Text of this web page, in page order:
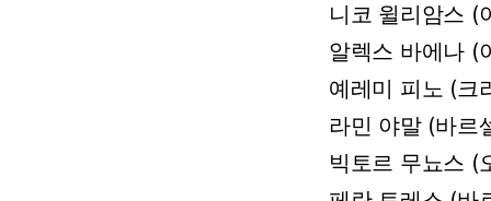
니코 윌리암스 (
알렉스 바에나 (
예레미 피노 (크
라민 야말(바르
빅토르 무뇨스 (